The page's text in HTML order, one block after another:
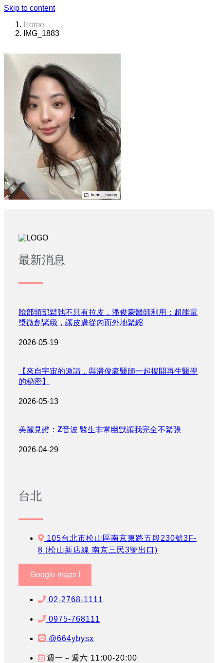
Skip to content
Home
IMG_1883
最新消息
臉部頸部鬆弛不只有拉皮，潘俊豪醫師利用：超能電
漿微創緊緻，讓皮膚從內而外地緊縮
2026-05-19
【來自宇宙的邀請，與潘俊豪醫師一起揭開再生醫學
的秘密】
2026-05-13
美麗見證：Z音波 醫生非常幽默讓我完全不緊張
2026-04-29
台北
105台北市松山區南京東路五段230號3F-
8 (松山新店線 南京三民3號出口)
Google maps !
02-2768-1111
0975-768111
@664ybysx
週一－週六 11:00-20:00